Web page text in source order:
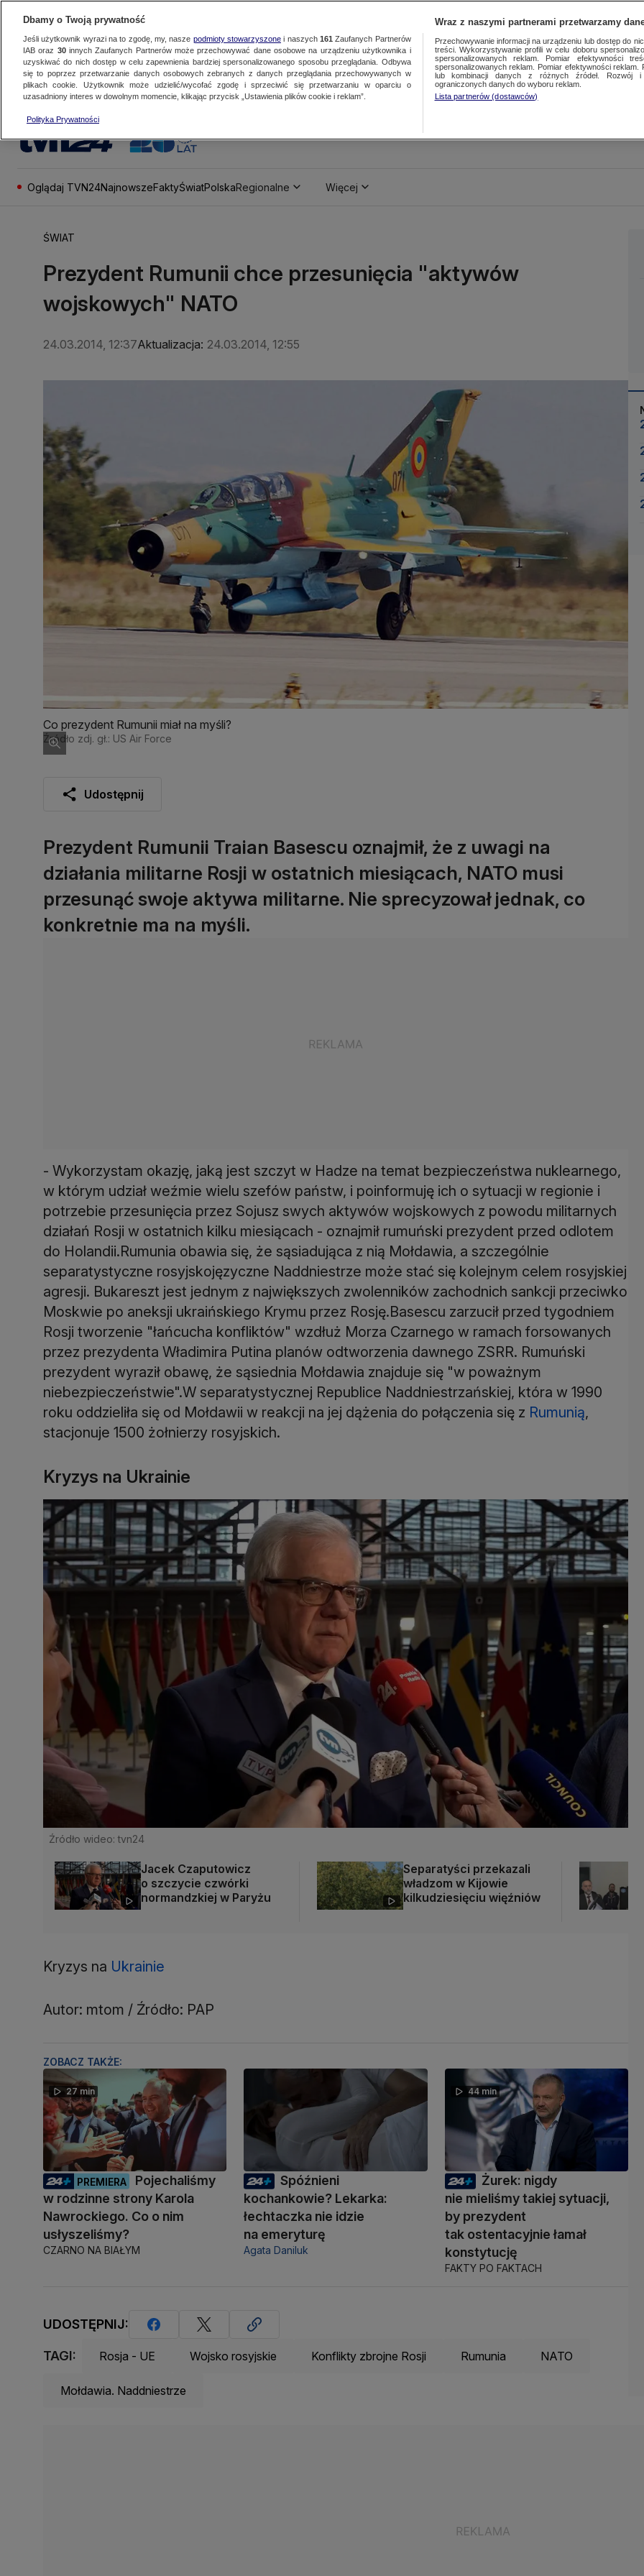
Oglądaj TVN24NajnowszeFaktyŚwiatPolskaRegionalne Więcej
ŚWIAT
Prezydent Rumunii chce przesunięcia "aktywów
wojskowych" NATO
24.03.2014, 12:37Aktualizacja: 24.03.2014, 12:55
Co prezydent Rumunii miał na myśli?
Źródło zdj. gł.: US Air Force
Udostępnij
Prezydent Rumunii Traian Basescu oznajmił, że z uwagi na
działania militarne Rosji w ostatnich miesiącach, NATO musi
przesunąć swoje aktywa militarne. Nie sprecyzował jednak, co
konkretnie ma na myśli.
- Wykorzystam okazję, jaką jest szczyt w Hadze na temat bezpieczeństwa nuklearnego,
w którym udział weźmie wielu szefów państw, i poinformuję ich o sytuacji w regionie i
potrzebie przesunięcia przez Sojusz swych aktywów wojskowych z powodu militarnych
działań Rosji w ostatnich kilku miesiącach - oznajmił rumuński prezydent przed odlotem
do Holandii.Rumunia obawia się, że sąsiadująca z nią Mołdawia, a szczególnie
separatystyczne rosyjskojęzyczne Naddniestrze może stać się kolejnym celem rosyjskiej
agresji. Bukareszt jest jednym z największych zwolenników zachodnich sankcji przeciwko
Moskwie po aneksji ukraińskiego Krymu przez Rosję.Basescu zarzucił przed tygodniem
Rosji tworzenie "łańcucha konfliktów" wzdłuż Morza Czarnego w ramach forsowanych
przez prezydenta Władimira Putina planów odtworzenia dawnego ZSRR. Rumuński
prezydent wyraził obawę, że sąsiednia Mołdawia znajduje się "w poważnym
niebezpieczeństwie".W separatystycznej Republice Naddniestrzańskiej, która w 1990
roku oddzieliła się od Mołdawii w reakcji na jej dążenia do połączenia się z Rumunią,
stacjonuje 1500 żołnierzy rosyjskich.
Kryzys na Ukrainie
Źródło wideo: tvn24
Jacek Czaputowicz
o szczycie czwórki
normandzkiej w Paryżu
Separatyści przekazali
władzom w Kijowie
kilkudziesięciu więźniów
Kryzys na Ukrainie
Autor: mtom / Źródło: PAP
ZOBACZ TAKŻE:
27 min
PREMIERA
Pojechaliśmy
w rodzinne strony Karola
Nawrockiego. Co o nim
usłyszeliśmy?
CZARNO NA BIAŁYM
Spóźnieni
kochankowie? Lekarka:
łechtaczka nie idzie
na emeryturę
Agata Daniluk
44 min
Żurek: nigdy
nie mieliśmy takiej sytuacji,
by prezydent
tak ostentacyjnie łamał
konstytucję
FAKTY PO FAKTACH
UDOSTĘPNIJ:
TAGI: Rosja - UE Wojsko rosyjskie Konflikty zbrojne Rosji Rumunia NATO
Mołdawia. Naddniestrze
Dbamy o Twoją prywatność
Jeśli użytkownik wyrazi na to zgodę, my, nasze podmioty stowarzyszonei naszych 161 Zaufanych Partnerów
IAB oraz 30innych Zaufanych Partnerów może przechowywać dane osobowe na urządzeniu użytkownika i
uzyskiwać do nich dostęp w celu zapewnienia bardziej spersonalizowanego sposobu przeglądania. Odbywa
się to poprzez przetwarzanie danych osobowych zebranych z danych przeglądania przechowywanych w
plikach cookie. Użytkownik może udzielić/wycofać zgodę i sprzeciwić się przetwarzaniu w oparciu o
uzasadniony interes w dowolnym momencie, klikając przycisk „Ustawienia plików cookie i reklam”.
Polityka Prywatności
Wraz z naszymi partnerami przetwarzamy
Przechowywanie informacji na urządzeniu lub dostęp do
treści. Wykorzystywanie profili w celu doboru
spersonalizowanych reklam. Pomiar efektywności
spersonalizowanych reklam. Pomiar efektywności
lub kombinacji danych z różnych źródeł. Rozwój i
ograniczonych danych do wyboru reklam.
Lista partnerów (dostawców)